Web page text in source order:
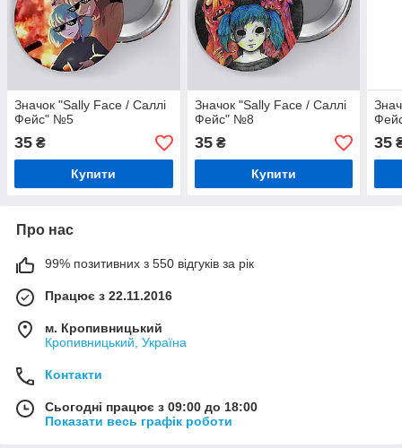
Значок "Sally Face / Саллі
Фейс" №5
35 ₴
Купити
Значок "Sally Face / Саллі
Фейс" №8
35₴
Купити
35
Про нас
99% позитивних з 550 відгуків за рік
Працює з 22.11.2016
м. Кропивницький
Кропивницький, Україна
Контакти
Сьогодні працює з 09:00 до 18:00
Показати весь графік роботи